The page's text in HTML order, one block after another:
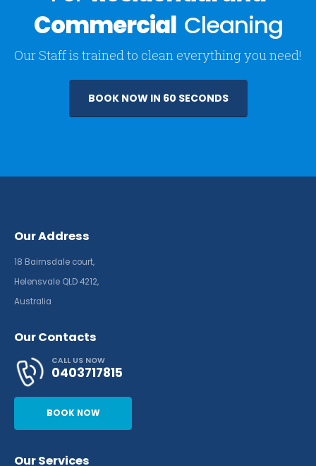
Commercial Cleaning
Our Staff is trained to clean everything you need!
BOOK NOW IN 60 SECONDS
Our Address
18 Bairnsdale court,
Helensvale QLD 4212,
Australia
Our Contacts
CALL US NOW
0403717815
BOOK NOW
Our Services